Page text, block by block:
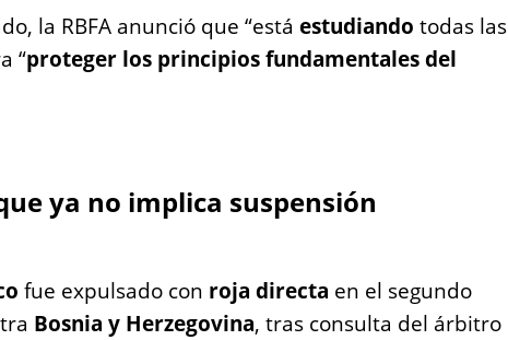
la RBFA anunció que “está estudiando todas las
“proteger los principios fundamentales del
ya no implica suspensión
fue expulsado con roja directa en el segundo
Bosnia y Herzegovina, tras consulta del árbitro